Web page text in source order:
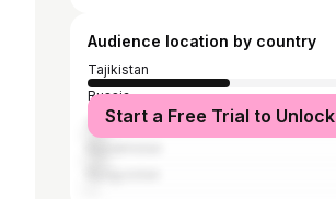
Audience location by country
Tajikistan
Russia
United States
Start a Free Trial to Unlock